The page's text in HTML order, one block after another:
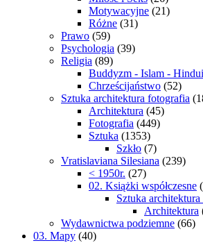
Motywacyjne (21)
Różne (31)
Prawo (59)
Psychologia (39)
Religia (89)
Buddyzm - Islam -
Chrześcijaństwo (52)
Sztuka architektura fotografia
Architektura (45)
Fotografia (449)
Sztuka (1353)
Szkło (7)
Vratislaviana Silesiana (239)
< 1950r. (27)
02. Książki współczesne
Sztuka
Architektura
Wydawnictwa podziemne (66)
03. Mapy (40)